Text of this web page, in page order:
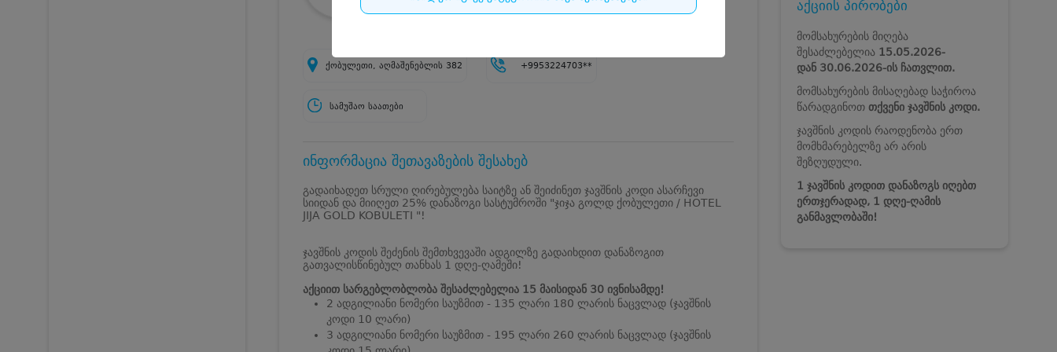
ქობულეთი, აღმაშენებლის 382 +9953224703**
სამუშაო საათები
ინფორმაცია შეთავაზების შესახებ
გადაიხადეთ სრული ღირებულება საიტზე ან შეიძინეთ ჯავშნის კოდი ასარჩევი
სიიდან და მიიღეთ 25% დანაზოგი სასტუმროში "ჯიჯა გოლდ ქობულეთი / HOTEL
JIJA GOLD KOBULETI "!
ჯავშნის კოდის შეძენის შემთხვევაში ადგილზე გადაიხდით დანაზოგით
გათვალისწინებულ თანხას 1 დღე-ღამეში!
აქციით სარგებლობლობა შესაძლებელია 15 მაისიდან 30 ივნისამდე!
2 ადგილიანი ნომერი საუზმით - 135 ლარი 180 ლარის ნაცვლად (ჯავშნის
კოდი 10 ლარი)
3 ადგილიანი ნომერი საუზმით - 195 ლარი 260 ლარის ნაცვლად (ჯავშნის
აქციის პირობები
მომსახურების მიღება
შესაძლებელია15.05.2026-
დან 30.06.2026-ისჩათვლით.
მომსახურების მისაღებად საჭიროა
წარადგინოთ თქვენი ჯავშნის კოდი.
ჯავშნის კოდის რაოდენობა ერთ
მომხმარებელზე არ არის
შეზღუდული.
1 ჯავშნის კოდით დანაზოგს იღებთ
ერთჯერადად, 1 დღე-ღამის
განმავლობაში!